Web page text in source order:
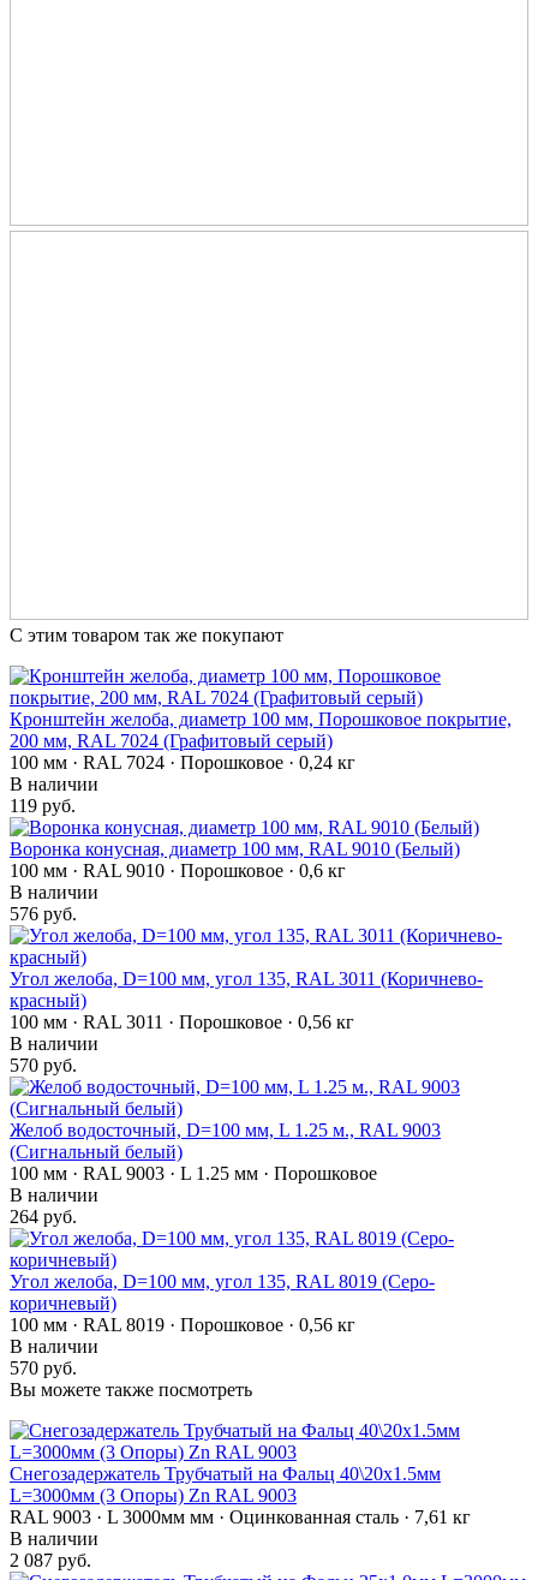
С этим товаром так же покупают
Кронштейн желоба, диаметр 100 мм, Порошковое покрытие,
200 мм, RAL 7024 (Графитовый серый)
100 мм · RAL 7024 · Порошковое · 0,24 кг
В наличии
119 руб.
Воронка конусная, диаметр 100 мм, RAL 9010 (Белый)
100 мм · RAL 9010 · Порошковое · 0,6 кг
В наличии
576 руб.
Угол желоба, D=100 мм, угол 135, RAL 3011 (Коричнево-
красный)
100 мм · RAL 3011 · Порошковое · 0,56 кг
В наличии
570 руб.
Желоб водосточный, D=100 мм, L 1.25 м., RAL 9003
(Сигнальный белый)
100 мм · RAL 9003 · L 1.25 мм · Порошковое
В наличии
264 руб.
Угол желоба, D=100 мм, угол 135, RAL 8019 (Серо-
коричневый)
100 мм · RAL 8019 · Порошковое · 0,56 кг
В наличии
570 руб.
Вы можете также посмотреть
Снегозадержатель Трубчатый на Фальц 40\20х1.5мм
L=3000мм (3 Опоры) Zn RAL 9003
RAL 9003 · L 3000мм мм · Оцинкованная сталь · 7,61 кг
В наличии
2 087 руб.